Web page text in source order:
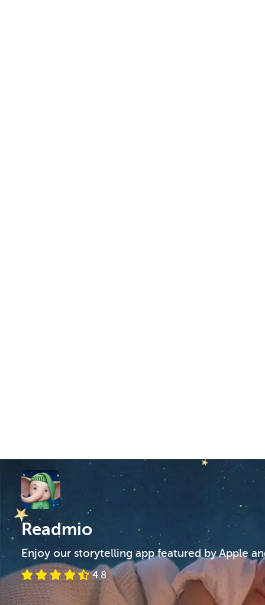
Readmio
Enjoy our storytelling app featured by Apple
4.8